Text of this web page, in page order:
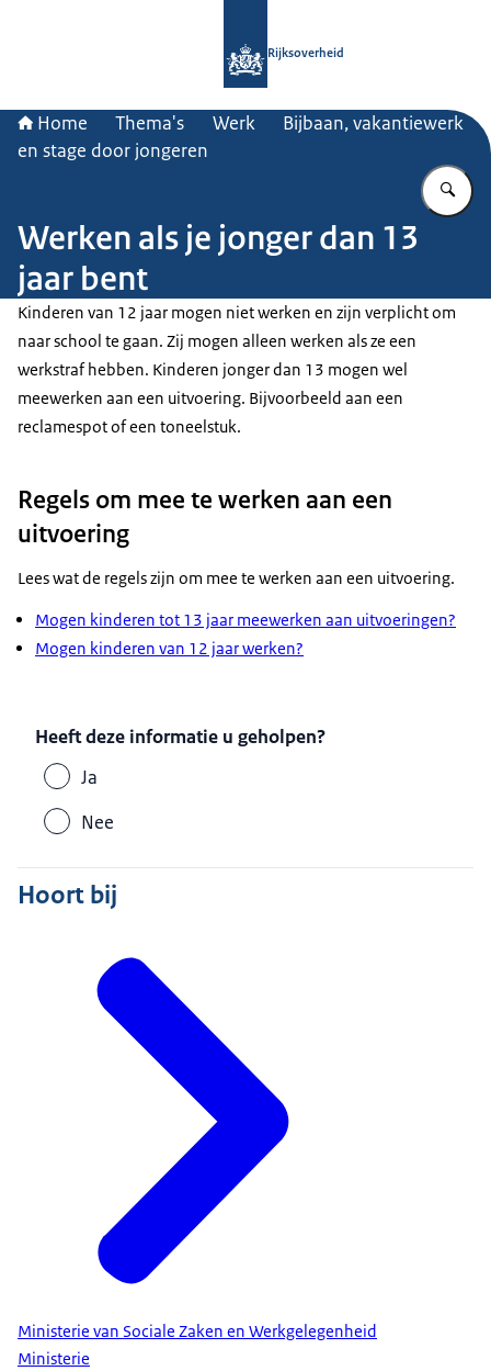
Rijksoverheid
Home Thema's Werk
Bijbaan, vakantiewerk
en stage door jongeren
Werken als je jonger dan 13
jaar bent
Kinderen van 12 jaar mogen niet werken en zijn verplicht om
naar school te gaan. Zij mogen alleen werken als ze een
werkstraf hebben. Kinderen jonger dan 13 mogen wel
meewerken aan een uitvoering. Bijvoorbeeld aan een
reclamespot of een toneelstuk.
Regels om mee te werken aan een
uitvoering
Lees wat de regels zijn om mee te werken aan een uitvoering.
Mogen kinderen tot 13 jaar meewerken aan uitvoeringen?
Mogen kinderen van 12 jaar werken?
Heeft deze informatie u geholpen?
Ja
Nee
Hoort bij
Ministerie van Sociale Zaken en Werkgelegenheid
Ministerie